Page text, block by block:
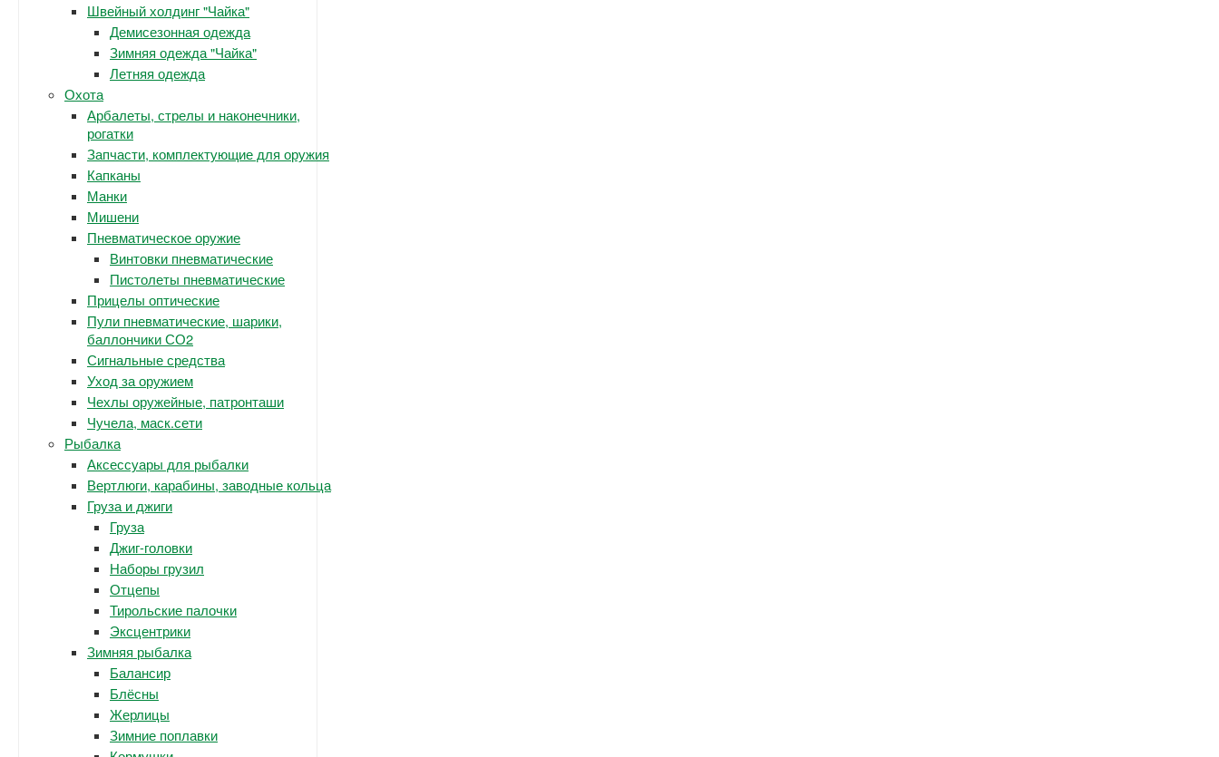
Швейный холдинг "Чайка"
Демисезонная одежда
Зимняя одежда "Чайка"
Летняя одежда
Охота
Арбалеты, стрелы и наконечники,
рогатки
Запчасти, комплектующие для оружия
Капканы
Манки
Мишени
Пневматическое оружие
Винтовки пневматические
Пистолеты пневматические
Прицелы оптические
Пули пневматические, шарики,
баллончики СО2
Сигнальные средства
Уход за оружием
Чехлы оружейные, патронташи
Чучела, маск.сети
Рыбалка
Аксессуары для рыбалки
Вертлюги, карабины, заводные кольца
Груза и джиги
Груза
Джиг-головки
Наборы грузил
Отцепы
Тирольские палочки
Эксцентрики
Зимняя рыбалка
Балансир
Блёсны
Жерлицы
Зимние поплавки